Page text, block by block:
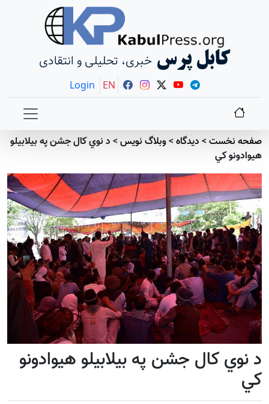
کابل پرس خبری، تحلیلی و انتقادی
Login EN
صفحه نخست> دیدگاه>وبلاگ نویس> د نوي کال جشن په بيلابيلو
هيوادونو کي
د نوي کال جشن په بيلابيلو هيوادونو
کي